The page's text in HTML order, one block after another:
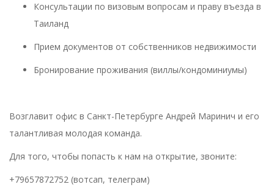
Консультации по визовым вопросам и праву въезда в
Таиланд
Прием документов от собственников недвижимости
Бронирование проживания (виллы/кондоминиумы)
Возглавит офис в Санкт-Петербурге Андрей Маринич и его
талантливая молодая команда.
Для того, чтобы попасть к нам на открытие, звоните:
+79657872752 (вотсап, телеграм)